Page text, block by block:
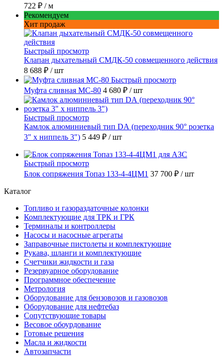
722 ₽ / м
Рекомендуем
Хит продаж
Быстрый просмотр
Клапан дыхательный СМДК-50 совмещенного действия
8 688 ₽ / шт
Быстрый просмотр
Муфта сливная МС-80 4 680 ₽ / шт
Быстрый просмотр
Камлок алюминиевый тип DА (переходник 90° розетка
3" х ниппель 3") 5 449 ₽ / шт
Быстрый просмотр
Блок сопряжения Топаз 133-4-4ЦМ1 37 700 ₽ / шт
Каталог
Топливо и газораздаточные колонки
Комплектующие для ТРК и ГРК
Терминалы и контроллеры
Насосы и насосные агрегаты
Заправочные пистолеты и комплектующие
Рукава, шланги и комплектующие
Счетчики жидкости и газа
Резервуарное оборудование
Программное обеспечение
Метрология
Оборудование для бензовозов и газовозов
Оборудование для нефтебаз
Сопутствующие товары
Весовое обоурдование
Готовые решения
Масла и жидкости
Автозапчасти